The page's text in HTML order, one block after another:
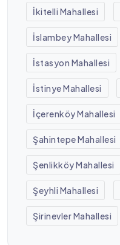
İkitelli Mahallesi
İslambey Mahallesi
İstasyon Mahallesi
İstinye Mahallesi
İçerenköy Mahallesi
Şahintepe Mahallesi
Şenlikköy Mahallesi
Şeyhli Mahallesi
Şirinevler Mahallesi